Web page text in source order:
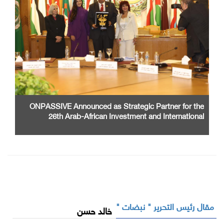
ONPASSIVE Announced as Strategic Partner for the
26th Arab-African Investment and International
مقال رئيس التحرير " نبضات " خالد حسن